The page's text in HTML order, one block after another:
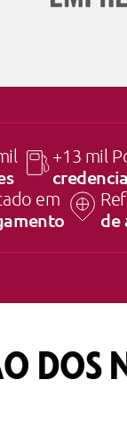
+13 mil
em
de
DOS